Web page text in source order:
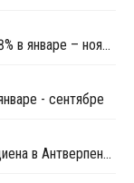
Импорт АБС в Белоруссию увеличился на 8% в январе – ноябре 2019 года
- сентябре
Evonik на этой неделе закроет завод бутадиена в Антверпене из-за технических проблем